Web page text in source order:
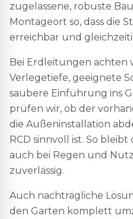
zugelassene, robuste
Montageort so, dass die
erreichbar und
Bei Erdleitungen achten
Verlegetiefe, geeignete
saubere Einführung ins
prüfen wir, ob der
die Außeninstallation
RCD sinnvoll ist. So
auch bei Regen und
zuverlässig.
Auch nachträgliche
den Garten komplett